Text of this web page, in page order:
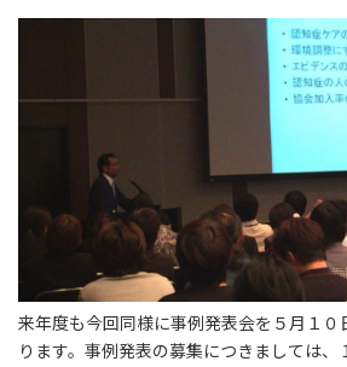
来年度も今回同様に事例発表会を５月１０
ります。事例発表の募集につきましては